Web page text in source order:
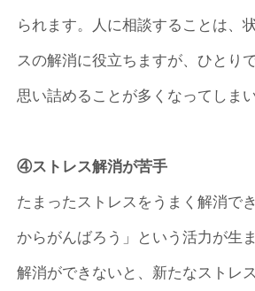
られます。人に相談することは、
スの解消に役立ちますが、ひとり
思い詰めることが多くなってしまい
④ストレス解消が苦手
たまったストレスをうまく解消で
からがんばろう」という活力が生
解消ができないと、新たなストレ